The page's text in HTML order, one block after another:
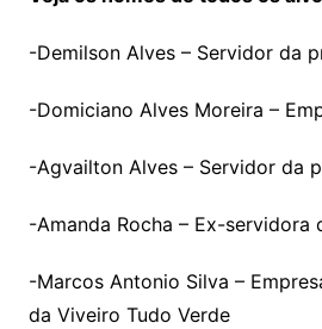
-Demilson Alves – Servidor da
-Domiciano Alves Moreira –
-Agvailton Alves – Servidor da
-Amanda Rocha – Ex-servidora
-Marcos Antonio Silva –
da Viveiro Tudo Verde